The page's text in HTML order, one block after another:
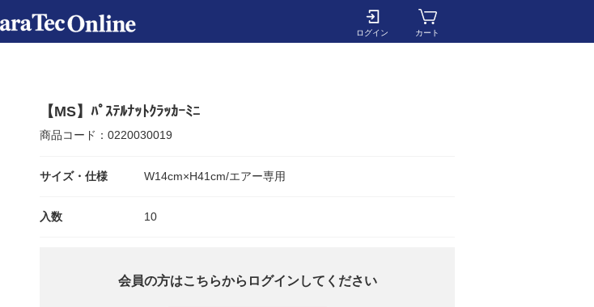
ログイン カート
【MS】ﾊﾟｽﾃﾙﾅｯﾄｸﾗｯｶｰﾐﾆ
商品コード：0220030019
サイズ・仕様 W14cm×H41cm/エアー専用
入数 10
会員の方はこちらからログインしてください